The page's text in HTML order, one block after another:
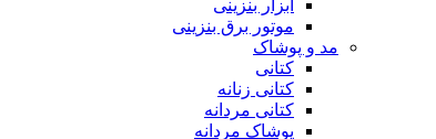
ابزار بنزینی
موتور برق بنزینی
مد و پوشاک
کتانی
کتانی زنانه
کتانی مردانه
پوشاک مردانه